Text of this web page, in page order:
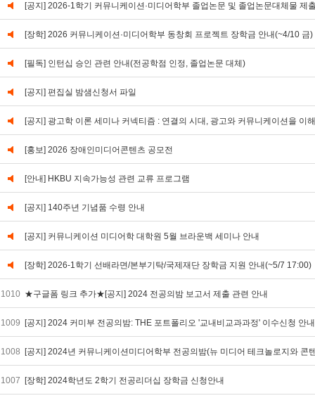
[공지] 2026-1학기 커뮤니케이션·미디어학부 졸업논문 및 졸업논문대체물 제
[장학] 2026 커뮤니케이션·미디어학부 동창회 프로젝트 장학금 안내(~4/10 금)
[필독] 인턴십 승인 관련 안내(전공학점 인정, 졸업논문 대체)
[공지] 편집실 밤샘신청서 파일
[공지] 광고학 이론 세미나 커넥티즘 : 연결의 시대, 광고와 커뮤니케이션을 이
[홍보] 2026 장애인미디어콘텐츠 공모전
[안내] HKBU 지속가능성 관련 교류 프로그램
[공지] 140주년 기념품 수령 안내
[공지] 커뮤니케이션 미디어학 대학원 5월 브라운백 세미나 안내
[장학] 2026-1학기 선배라면/본부기탁/국제재단 장학금 지원 안내(~5/7 17:00)
1010 ★구글폼 링크 추가★[공지] 2024 전공의밤 보고서 제출 관련 안내
1009 [공지] 2024 커미부 전공의밤: THE 포트폴리오 '교내비교과과정' 이수신청 안
1008 [공지] 2024년 커뮤니케이션미디어학부 전공의밤(뉴 미디어 테크놀로지와 콘
1007 [장학] 2024학년도 2학기 전공리더십 장학금 신청안내